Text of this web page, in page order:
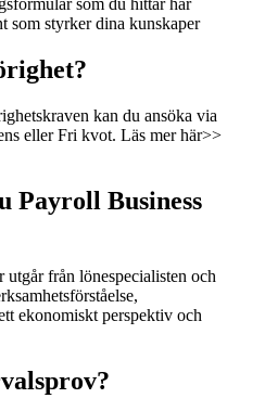
som du hittar här
styrker dina kunskaper
kan du ansöka via
eller Fri kvot. Läs mer här>>
Payroll Business
från lönespecialisten och
ekonomiskt perspektiv och